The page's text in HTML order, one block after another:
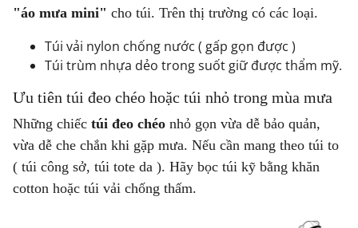
"áo mưa mini" cho túi. Trên thị trường có các loại.
Túi vải nylon chống nước ( gấp gọn được )
Túi trùm nhựa dẻo trong suốt giữ được thẩm mỹ.
Ưu tiên túi đeo chéo hoặc túi nhỏ trong mùa mưa
Những chiếc túi đeo chéo nhỏ gọn vừa dễ bảo quản,
vừa dễ che chắn khi gặp mưa. Nếu cần mang theo túi to
( túi công sở, túi tote da ). Hãy bọc túi kỹ bằng khăn
cotton hoặc túi vải chống thấm.